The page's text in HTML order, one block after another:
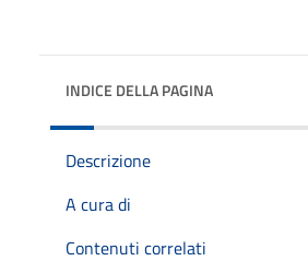
INDICE DELLA PAGINA
Descrizione
A cura di
Contenuti correlati